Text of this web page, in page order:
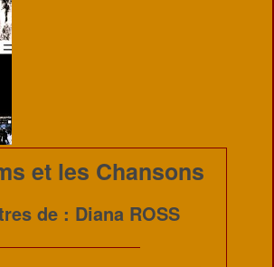
et les Chansons
de : Diana ROSS